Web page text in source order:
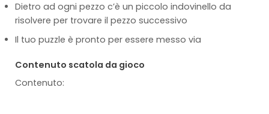
Dietro ad ogni pezzo c’è un piccolo indovinello da
risolvere per trovare il pezzo successivo
Il tuo puzzle è pronto per essere messo via
Contenuto scatola da gioco
Contenuto: